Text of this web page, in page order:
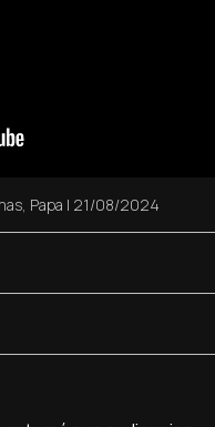
, Papa | 21/08/2024